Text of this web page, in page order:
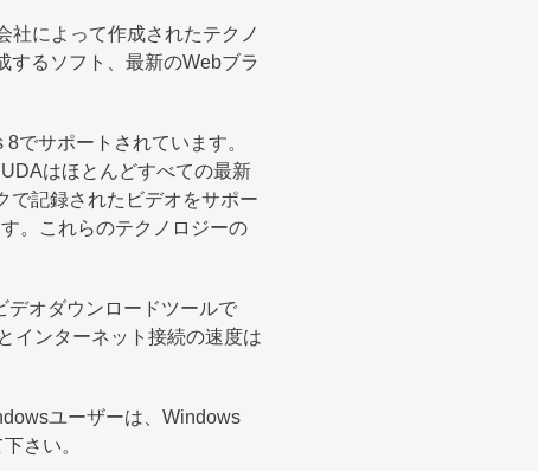
社によって作成されたテクノ
するソフト、最新のWebブラ
でサポートされています。
はほとんどすべての最新
で記録されたビデオをサポー
。これらのテクノロジーの
デオダウンロードツールで
インターネット接続の速度は
ユーザーは、Windows
下さい。